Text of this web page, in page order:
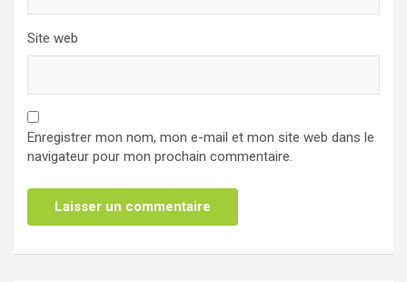
Site web
Enregistrer mon nom, mon e-mail et mon site web dans le
navigateur pour mon prochain commentaire.